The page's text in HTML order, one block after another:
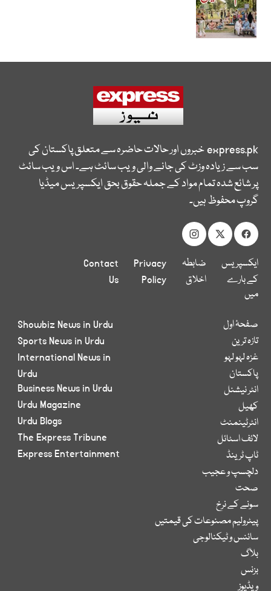
express.pkخبروں اور حالات حاضرہ سے متعلق پاکستان کی
سب سے زیادہ وزٹ کی جانے والی ویب سائٹ ہے۔ اس ویب سائٹ
پر شائع شدہ تمام مواد کے جملہ حقوق بحق ایکسپریس میڈیا
گروپ محفوظ ہیں۔
ایکسپریس
کے بارے
میں
ضابطہ
اخلاق
Privacy
Policy
Contact
Us
صفحۂ اول
تازہ ترین
غزہ لہو لہو
پاکستان
انٹر نیشنل
کھیل
انٹرٹینمنٹ
لائف اسٹائل
ٹاپ ٹرینڈ
دلچسپ و عجیب
صحت
سونے کے نرخ
پیٹرولیم مصنوعات کی قیمتیں
سائنس و ٹیکنالوجی
بلاگ
بزنس
ویڈیوز
Showbiz News in Urdu
Sports News in Urdu
International News in
Urdu
Business News in Urdu
Urdu Magazine
Urdu Blogs
The Express Tribune
Express Entertainment